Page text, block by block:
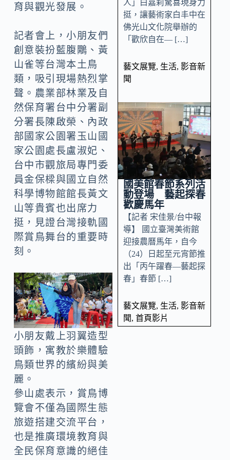
育與觀光發展。
記者會上，小朋友們
創意裝扮藍腹鷴、黃
山雀等台灣本土鳥
類，吸引現場熱烈掌
聲。農業部林業及自
然保育署台中分署副
分署長陳啟榮、內政
部國家公園署玉山國
家公園處長盧淑妃、
台中市觀旅局專門委
員金保樑與國立自然
科學博物館館長黃文
山等貴賓也出席力
挺，見證台灣接軌國
際賞鳥舞台的重要時
刻。
小朋友戴上羽翼造型
頭飾，寓教於樂體驗
鳥類世界的繽紛與美
麗。
參山處表示，賞鳥博
覽會不僅為國際生態
旅遊搭建交流平台，
也是推廣環境教育與
全民保育意識的絕佳
人」白嘉莉驚喜現身力
挺，讓藝術家白丰中在
佛光山文化院舉辦的
「歡欣自在— […]
藝文展覽, 生活, 影音新
聞
國美館春節系列活
動登場 藝起探春
歡慶馬年
【記者 宋佳景/台中報
導】 國立臺灣美術館
迎接農曆馬年，自今
（24）日起至元宵節推
出「丙午躍春—藝起探
春」春節 […]
藝文展覽, 生活, 影音新
聞, 首頁影片